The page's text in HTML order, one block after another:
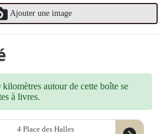
Ajouter une image
autour de cette boîte se
à livres.
4 Place des Halles